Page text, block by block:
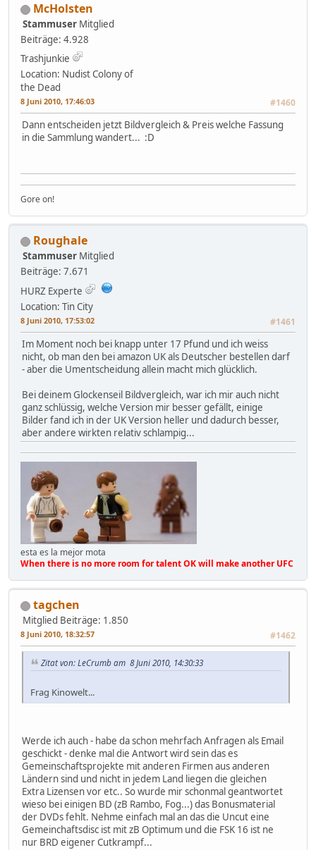
McHolsten
Stammuser Mitglied
Beiträge: 4.928
Trashjunkie
Location: Nudist Colony of
the Dead
8 Juni 2010, 17:46:03 #1460
Dann entscheiden jetzt Bildvergleich & Preis welche Fassung
in die Sammlung wandert... :D
Gore on!
Roughale
Stammuser Mitglied
Beiträge: 7.671
HURZ Experte
Location: Tin City
8 Juni 2010, 17:53:02 #1461
Im Moment noch bei knapp unter 17 Pfund und ich weiss
nicht, ob man den bei amazon UK als Deutscher bestellen darf
- aber die Umentscheidung allein macht mich glücklich.
Bei deinem Glockenseil Bildvergleich, war ich mir auch nicht
ganz schlüssig, welche Version mir besser gefällt, einige
Bilder fand ich in der UK Version heller und dadurch besser,
aber andere wirkten relativ schlampig...
esta es la mejor mota
When there is no more room for talent OK will make another UFC
tagchen
Mitglied Beiträge: 1.850
8 Juni 2010, 18:32:57 #1462
Zitat von: LeCrumb am 8 Juni 2010, 14:30:33
Frag Kinowelt...
Werde ich auch - habe da schon mehrfach Anfragen als Email
geschickt - denke mal die Antwort wird sein das es
Gemeinschaftsprojekte mit anderen Firmen aus anderen
Ländern sind und nicht in jedem Land liegen die gleichen
Extra Lizensen vor etc.. So wurde mir schonmal geantwortet
wieso bei einigen BD (zB Rambo, Fog...) das Bonusmaterial
der DVDs fehlt. Nehme einfach mal an das die Uncut eine
Gemeinchaftsdisc ist mit zB Optimum und die FSK 16 ist ne
nur BRD eigener Cutkrampf...